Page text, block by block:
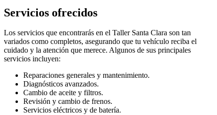
Servicios ofrecidos
Los servicios que encontrarás en el Taller Santa Clara son tan
variados como completos, asegurando que tu vehículo reciba el
cuidado y la atención que merece. Algunos de sus principales
servicios incluyen:
Reparaciones generales y mantenimiento.
Diagnósticos avanzados.
Cambio de aceite y filtros.
Revisión y cambio de frenos.
Servicios eléctricos y de batería.